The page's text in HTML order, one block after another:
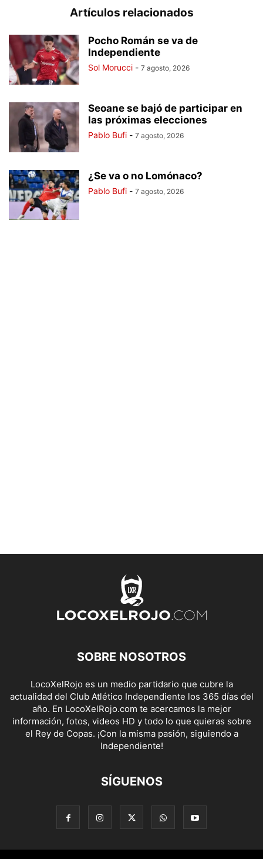
Artículos relacionados
Pocho Román se va de
Independiente
Sol Morucci - 7 agosto, 2026
Seoane se bajó de participar en
las próximas elecciones
Pablo Bufi - 7 agosto, 2026
¿Se va o no Lomónaco?
Pablo Bufi - 7 agosto, 2026
SOBRE NOSOTROS
LocoXelRojo es un medio partidario que cubre la
actualidad del Club Atlético Independiente los 365 días del
año. En LocoXelRojo.com te acercamos la mejor
información, fotos, videos HD y todo lo que quieras sobre
el Rey de Copas. ¡Con la misma pasión, siguiendo a
Independiente!
SÍGUENOS